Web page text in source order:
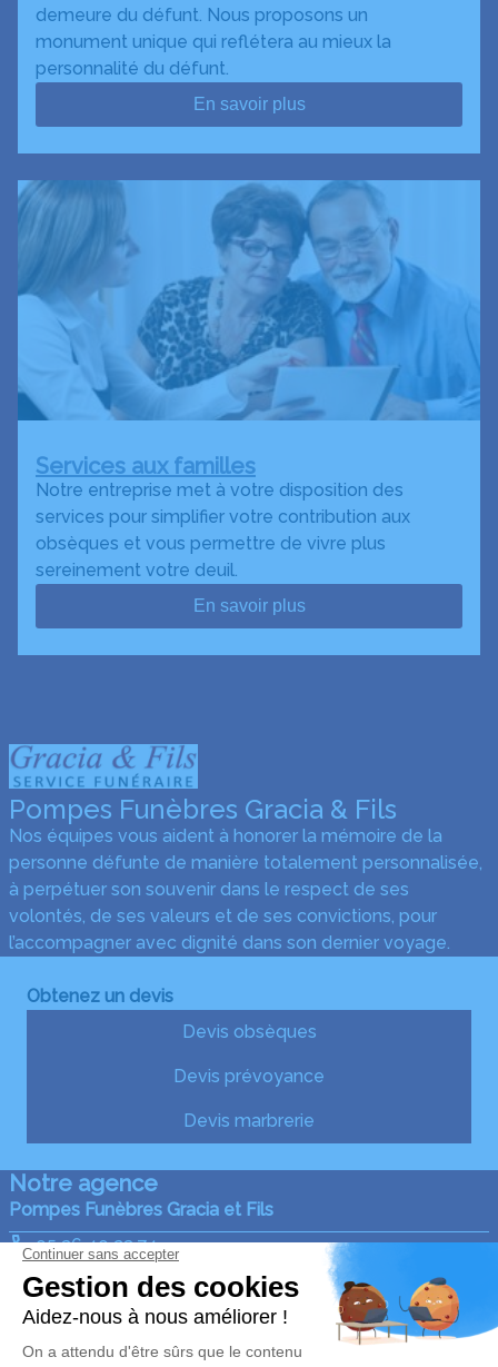
demeure du défunt. Nous proposons un
monument unique qui reflétera au mieux la
personnalité du défunt.
En savoir plus
Services aux familles
Notre entreprise met à votre disposition des
services pour simplifier votre contribution aux
obsèques et vous permettre de vivre plus
sereinement votre deuil.
En savoir plus
Pompes Funèbres Gracia & Fils
Nos équipes vous aident à honorer la mémoire de la
personne défunte de manière totalement personnalisée,
à perpétuer son souvenir dans le respect de ses
volontés, de ses valeurs et de ses convictions, pour
l’accompagner avec dignité dans son dernier voyage.
Obtenez un devis
Devis obsèques
Devis prévoyance
Devis marbrerie
Notre agence
Pompes Funèbres Gracia et Fils
05 36 40 23 74
graciaetfils@gmail.com
12, Avenue de l'Usine - 47500 - Fumel
4.9/5 - 140 avis
Nos Services Liens utiles